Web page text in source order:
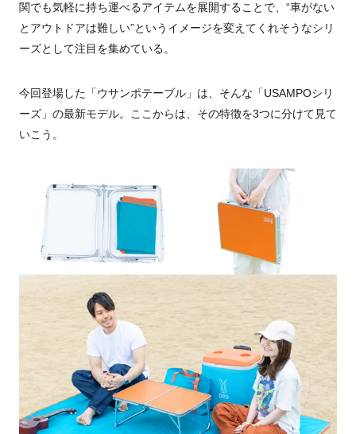
関でも気軽に持ち運べるアイテムを展開することで、“車がない
とアウトドアは難しい”というイメージを変えてくれそうなシリ
ーズとして注目を集めている。
今回登場した「ウサンポテーブル」は、そんな「USAMPOシリ
ーズ」の最新モデル。ここからは、その特徴を3つに分けて見て
いこう。